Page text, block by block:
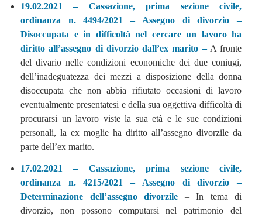
19.02.2021 – Cassazione, prima sezione civile,
ordinanza n. 4494/2021 – Assegno di divorzio –
Disoccupata e in difficoltà nel cercare un lavoro ha
diritto all’assegno di divorzio dall’ex marito –A fronte
del divario nelle condizioni economiche dei due coniugi,
dell’inadeguatezza dei mezzi a disposizione della donna
disoccupata che non abbia rifiutato occasioni di lavoro
eventualmente presentatesi e della sua oggettiva difficoltà di
procurarsi un lavoro viste la sua età e le sue condizioni
personali, la ex moglie ha diritto all’assegno divorzile da
parte dell’ex marito.
17.02.2021 – Cassazione, prima sezione civile,
ordinanza n. 4215/2021 – Assegno di divorzio –
Determinazione dell’assegno divorzile – In tema di
divorzio, non possono computarsi nel patrimonio del